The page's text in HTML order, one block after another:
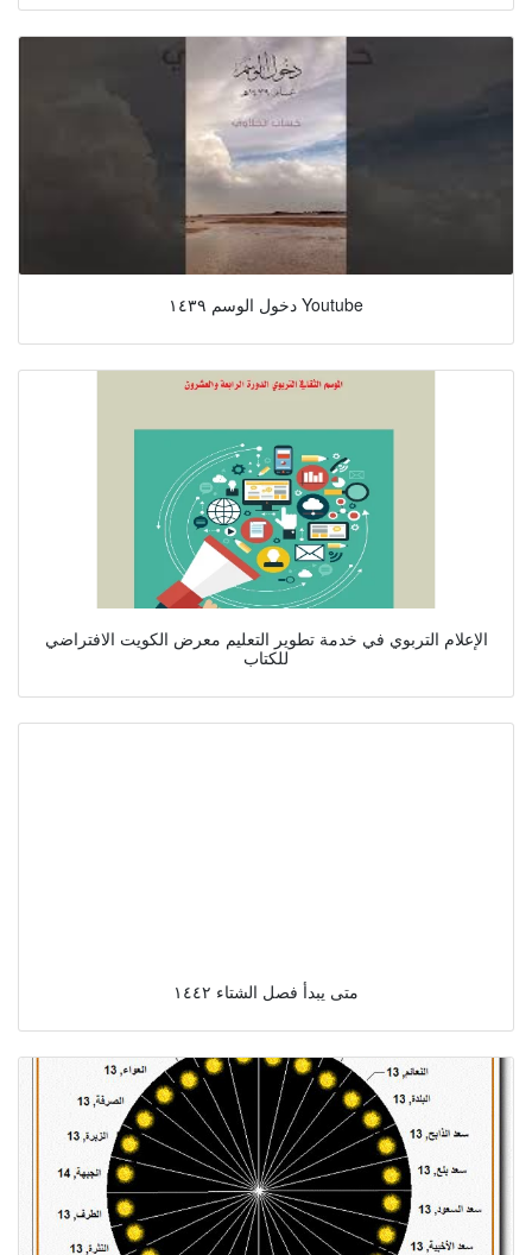
دخول الوسم ١٤٣٩ Youtube
الإعلام التربوي في خدمة تطوير التعليم معرض الكويت الافتراضي
للكتاب
متى يبدأ فصل الشتاء ١٤٤٢